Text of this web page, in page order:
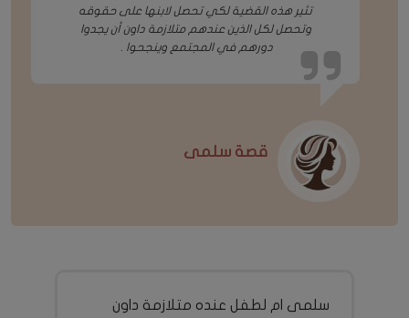
تثير هذه القضية لكي تحصل لابنها على حقوقه
وتحصل لكل الذين عندهم متلازمة داون أن يجدوا
دورهم في المجتمع وينجحوا .
قصة سلمى
سلمى ام لطفل عنده متلازمة داون